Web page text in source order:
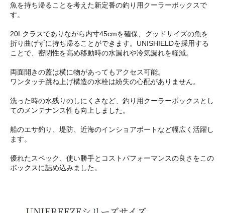
魚を持ち帰ることを考えた新定番の釣り用クーラーボックスで
す。
20Lクラスでありながら内寸45cmを確保、グッドサイズの魚を
折り曲げずに持ち帰ることができます。UNISHIELDを採用する
ことで、密閉性を高め移動時の水漏れや冷気漏れを軽減。
両面開きの蓋は横に物があってもアクセス可能。
ワンタッチ跳ね上げ構造の水栓は紛失の心配がありません。
洗った時の水残りのしにくさなど、釣り用クーラーボックスとし
てのメンテナンス性も向上しました。
船のエサ釣り、堤防、近海のインショアボートなど幅広く活躍し
ます。
優れたスペック、使い勝手とコストパフォーマンスの良さをこの
ボックスに詰め込みました。